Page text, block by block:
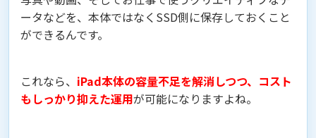
ータなどを、本体ではなくSSD側に保存しておくこと
ができるんです。
これなら、 iPad本体の容量不足を解消しつつ、コスト
もしっかり抑えた運用が可能になりますよね。